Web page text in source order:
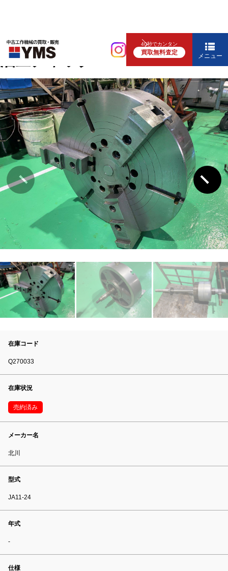
40秒でカンタン
買取無料査定 メニュー
補要工具・機械周辺機器
油圧チャック
在庫コード
Q270033
在庫状況
売約済み
メーカー名
北川
型式
JA11-24
年式
-
仕様